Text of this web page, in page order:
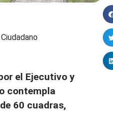
Ciudadano
el Ejecutivo y
contempla
60 cuadras,